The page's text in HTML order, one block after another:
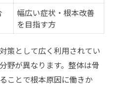
幅広い症状・根本改善
を目指す方
策として広く利用されてい
野が異なります。整体は骨
ことで根本原因に働きか